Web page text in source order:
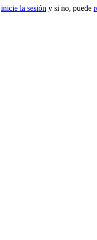
inicie la sesión y si no, puede